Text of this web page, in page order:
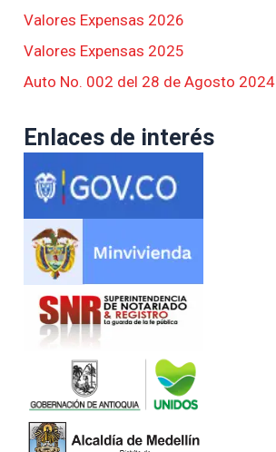
Valores Expensas 2026
Valores Expensas 2025
Auto No. 002 del 28 de Agosto 2024
Enlaces de interés